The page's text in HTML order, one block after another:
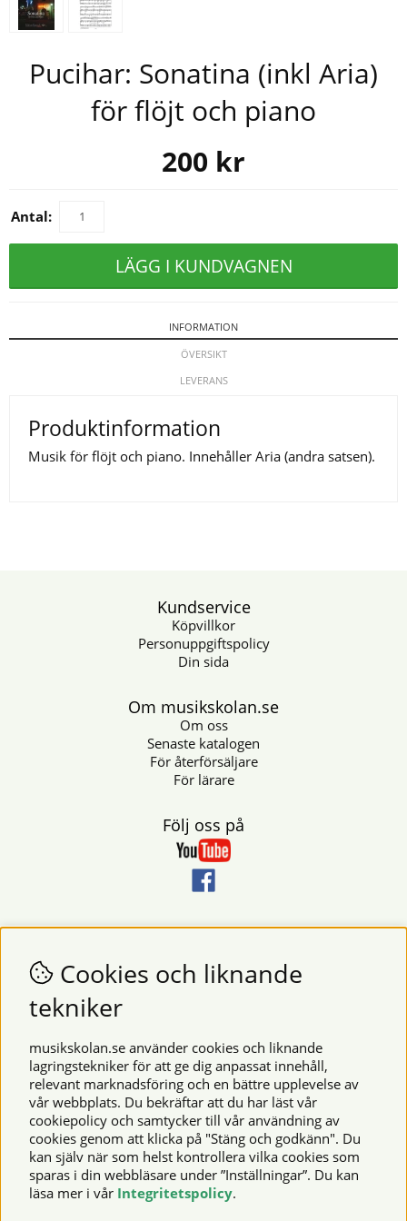
Pucihar: Sonatina (inkl Aria)
för flöjt och piano
200 kr
Antal:
LÄGG I KUNDVAGNEN
INFORMATION
ÖVERSIKT
LEVERANS
Produktinformation
Musik för flöjt och piano. Innehåller Aria (andra satsen).
Kundservice
Köpvillkor
Personuppgiftspolicy
Din sida
Om musikskolan.se
Om oss
Senaste katalogen
För återförsäljare
För lärare
Följ oss på
Nyhetsbrev
Vill du få nyheter och erbjudanden från oss? Fyll då i din e-
postadress i fältet nedan.
Säkra betalningar
© 2026 Musikskolan. Vi använder cookies -läs mer här
Cookies och liknande
tekniker
musikskolan.se använder cookies och liknande
lagringstekniker för att ge dig anpassat innehåll,
relevant marknadsföring och en bättre upplevelse av
vår webbplats. Du bekräftar att du har läst vår
cookiepolicy och samtycker till vår användning av
cookies genom att klicka på "Stäng och godkänn". Du
kan själv när som helst kontrollera vilka cookies som
sparas i din webbläsare under ”Inställningar”. Du kan
läsa mer i vår Integritetspolicy.